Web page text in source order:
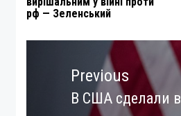
рф — Зеленський
Навигация
записямPrevious
Previous
В США сделали